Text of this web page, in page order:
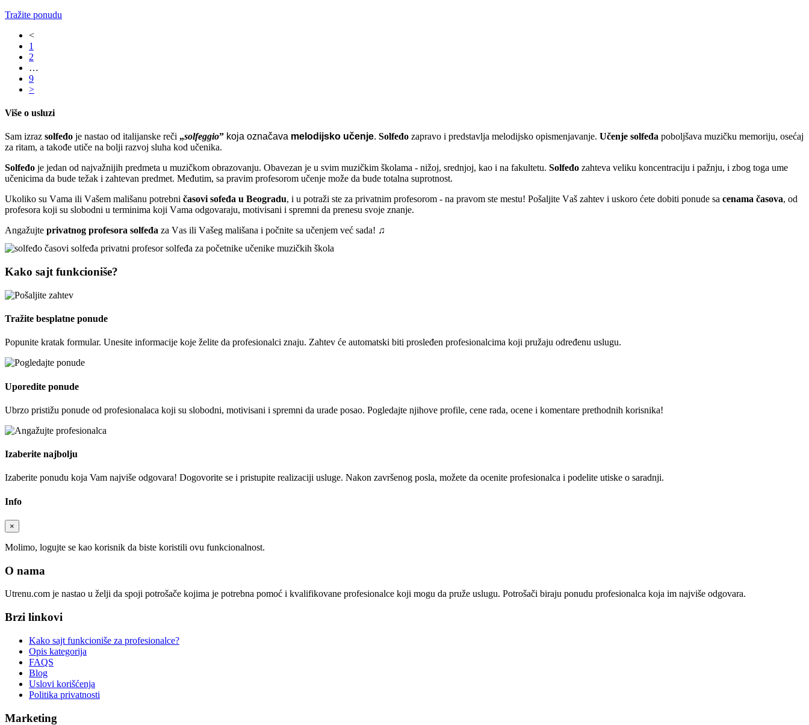
Tražite ponudu
<
1
2
…
9
>
Više o usluzi
Sam izraz solfeđo je nastao od italijanske reči „solfeggio” koja označava melodijsko učenje. Solfeđo zapravo i predstavlja melodijsko opismenjavanje. Učenje solfeđa poboljšava muzičku memoriju, osećaj
za ritam, a takođe utiče na bolji razvoj sluha kod učenika.
Solfeđo je jedan od najvažnijih predmeta u muzičkom obrazovanju. Obavezan je u svim muzičkim školama - nižoj, srednjoj, kao i na fakultetu. Solfeđo zahteva veliku koncentraciju i pažnju, i zbog toga ume
učenicima da bude težak i zahtevan predmet. Međutim, sa pravim profesorom učenje može da bude totalna suprotnost.
Ukoliko su Vama ili Vašem mališanu potrebni časovi sofeđa u Beogradu, i u potraži ste za privatnim profesorom - na pravom ste mestu! Pošaljite Vaš zahtev i uskoro ćete dobiti ponude sa cenama časova, od
profesora koji su slobodni u terminima koji Vama odgovaraju, motivisani i spremni da prenesu svoje znanje.
Angažujte privatnog profesora solfeđa za Vas ili Vašeg mališana i počnite sa učenjem već sada! ♫
Kako sajt funkcioniše?
Tražite besplatne ponude
Popunite kratak formular. Unesite informacije koje želite da profesionalci znaju. Zahtev će automatski biti prosleđen profesionalcima koji pružaju određenu uslugu.
Uporedite ponude
Ubrzo pristižu ponude od profesionalaca koji su slobodni, motivisani i spremni da urade posao. Pogledajte njihove profile, cene rada, ocene i komentare prethodnih korisnika!
Izaberite najbolju
Izaberite ponudu koja Vam najviše odgovara! Dogovorite se i pristupite realizaciji usluge. Nakon završenog posla, možete da ocenite profesionalca i podelite utiske o saradnji.
Info
×
Molimo, logujte se kao korisnik da biste koristili ovu funkcionalnost.
O nama
Utrenu.com je nastao u želji da spoji potrošače kojima je potrebna pomoć i kvalifikovane profesionalce koji mogu da pruže uslugu. Potrošači biraju ponudu profesionalca koja im najviše odgovara.
Brzi linkovi
Kako sajt funkcioniše za profesionalce?
Opis kategorija
FAQS
Blog
Uslovi korišćenja
Politika privatnosti
Marketing